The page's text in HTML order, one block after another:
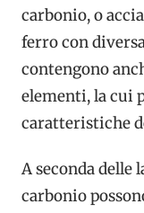
carbonio, o
ferro con
contengono
elementi, la cui
caratteristiche
A seconda delle
carbonio